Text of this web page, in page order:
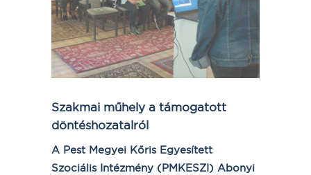
Szakmai műhely a támogatott
döntéshozatalról
A Pest Megyei Kőris Egyesített
Szociális Intézmény (PMKESZI) Abonyi